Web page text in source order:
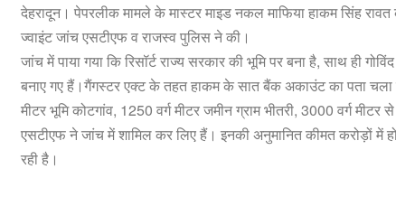
देहरादून। पेपरलीक मामले के मास्टर माइड नकल माफिया हाकम सिंह रावत
ज्वाइंट जांच एसटीएफ व राजस्व पुलिस ने की।
जांच में पाया गया कि रिसॉर्ट राज्य सरकार की भूमि पर बना है, साथ ही
बनाए गए हैं।गैंगस्टर एक्ट के तहत हाकम के सात बैंक अकाउंट का पता चला
मीटर भूमि कोटगांव, 1250 वर्ग मीटर जमीन ग्राम भीतरी, 3000 वर्ग
एसटीएफ ने जांच में शामिल कर लिए हैं। इनकी अनुमानित कीमत करोड़ों में
रही है।